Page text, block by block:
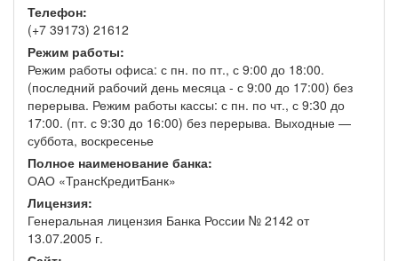
Телефон:
(+7 39173) 21612
Режим работы:
Режим работы офиса: с пн. по пт., с 9:00 до 18:00.
(последний рабочий день месяца - с 9:00 до 17:00) без
перерыва. Режим работы кассы: с пн. по чт., с 9:30 до
17:00. (пт. с 9:30 до 16:00) без перерыва. Выходные —
суббота, воскресенье
Полное наименование банка:
ОАО «ТрансКредитБанк»
Лицензия:
Генеральная лицензия Банка России № 2142 от
13.07.2005 г.